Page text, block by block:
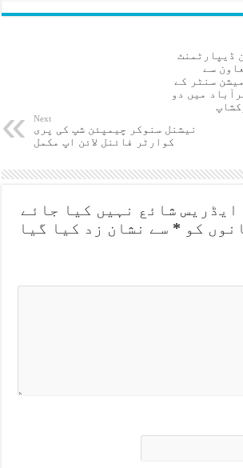
ڈیپارٹمنٹ
سے
سنٹر کے
میں دو
Next
نیشنل سنوکر چیمپئن شپ کی پری
کوارٹر فائنل لائن اپ مکمل
ایڈریس شائع نہیں کیا جائے
کو * سے نشان زد کیا گیا